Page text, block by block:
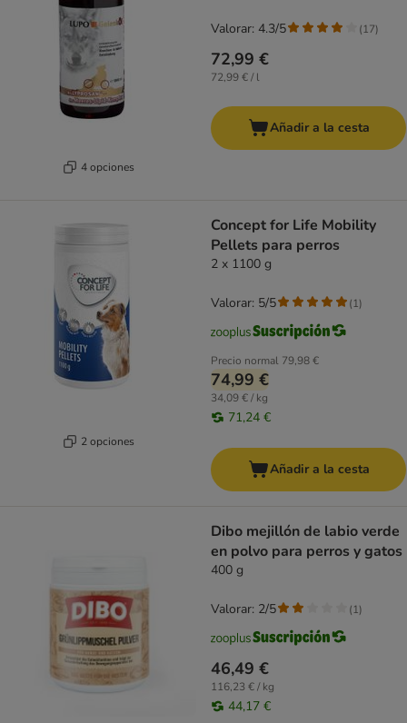
4 opciones
72,99 €
72,99 € / l
Valorar: 4.3/5 (17)
Añadir a la cesta
2 opciones
Concept for Life Mobility
Pellets para perros
2 x 1100 g
Precio normal 79,98 €
74,99 €
34,09 € / kg
71,24 €
Valorar: 5/5 (1)
Añadir a la cesta
Dibo mejillón de labio verde
en polvo para perros y gatos
400 g
46,49 €
116,23 € / kg
44,17 €
Valorar: 2/5 (1)